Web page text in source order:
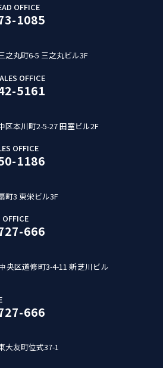
OFFICE
1085
之丸町6-5 三之丸ビル3F
OFFICE
5161
区本川町2-5-27田室ビル2F
OFFICE
1186
町3 東栄ビル3F
OFFICE
666
央区道修町3-4-11新芝川ビル
666
大友町位式37-1